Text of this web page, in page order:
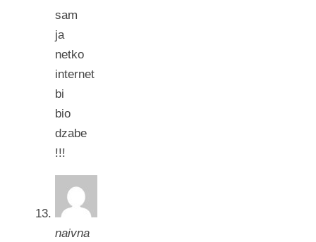
sam
ja
netko
internet
bi
bio
dzabe
!!!
naivna